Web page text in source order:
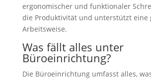
ergonomischer und funktionaler
die Produktivität und unterstützt eine
Arbeitsweise.
Was fällt alles unter
Büroeinrichtung?
Die Büroeinrichtung umfasst alles,